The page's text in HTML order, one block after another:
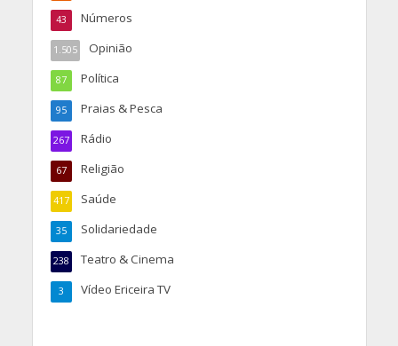
Números
43
Opinião
1.505
Política
87
Praias & Pesca
95
Rádio
267
Religião
67
Saúde
417
Solidariedade
35
Teatro & Cinema
238
Vídeo Ericeira TV
3